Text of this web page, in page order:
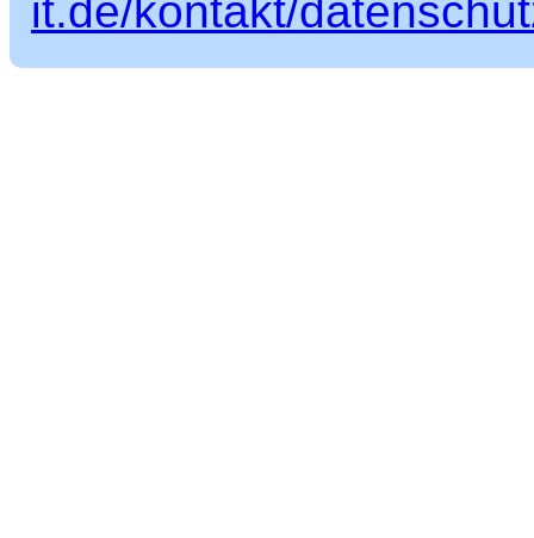
it.de/kontakt/